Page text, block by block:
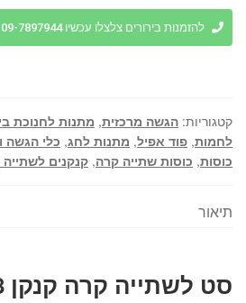
סט
קנקן
1.8
6
כוסות
BAHAMAS
Food
להזמנות בירורים צלצלו עכשיו 09-7897944
קטגוריות: הגשה מרכזית, מתנות לחנוכת
לחמות, פוד אפיל, מתנות לחג, כלי הגשה
כוסות, כוסות שתייה קרה, קנקנים
תיאור